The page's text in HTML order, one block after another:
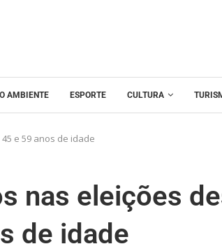
AMBIENTE ESPORTE CULTURA
e 59 anos de idade
nas eleições
de idade